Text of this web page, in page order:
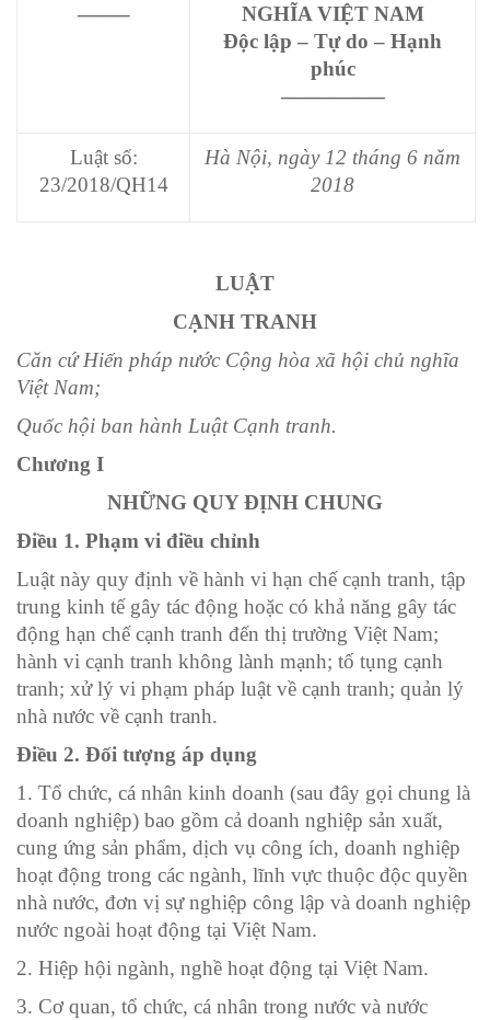
——–
NGHĨA VIỆT NAM
Độc lập – Tự do – Hạnh
phúc
—————
Luật số:
23/2018/QH14
Hà Nội, ngày 12 tháng 6 năm
2018
LUẬT
CẠNH TRANH
Căn cứ Hiến pháp nước Cộng hòa xã hội chủ nghĩa
Việt Nam;
Quốc hội ban hành Luật Cạnh tranh.
Chương I
NHỮNG QUY ĐỊNH CHUNG
Điều 1. Phạm vi điều chỉnh
Luật này quy định về hành vi hạn chế cạnh tranh, tập
trung kinh tế gây tác động hoặc có khả năng gây tác
động hạn chế cạnh tranh đến thị trường Việt Nam;
hành vi cạnh tranh không lành mạnh; tố tụng cạnh
tranh; xử lý vi phạm pháp luật về cạnh tranh; quản lý
nhà nước về cạnh tranh.
Điều 2. Đối tượng áp dụng
1. Tổ chức, cá nhân kinh doanh (sau đây gọi chung là
doanh nghiệp) bao gồm cả doanh nghiệp sản xuất,
cung ứng sản phẩm, dịch vụ công ích, doanh nghiệp
hoạt động trong các ngành, lĩnh vực thuộc độc quyền
nhà nước, đơn vị sự nghiệp công lập và doanh nghiệp
nước ngoài hoạt động tại Việt Nam.
2. Hiệp hội ngành, nghề hoạt động tại Việt Nam.
3. Cơ quan, tổ chức, cá nhân trong nước và nước